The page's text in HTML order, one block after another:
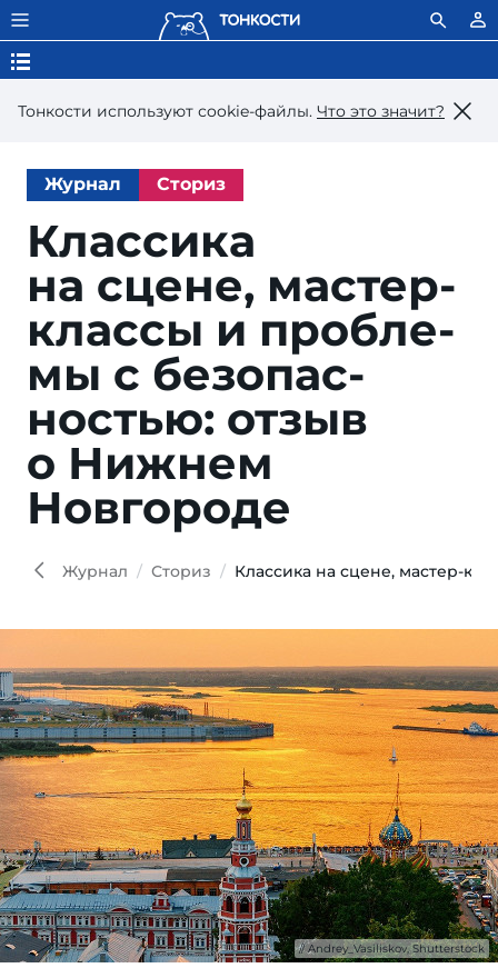
Тонкости используют сookie-файлы. Что это значит?
Журнал Сториз
Классика
на сцене, мас­тер-
клас­сы и проб­ле­
мы с бе­зо­пас­
ностью: от­зыв
о Ниж­нем
Новгороде
Журнал Сториз Классика на сцене, мастер-
Andrey_Vasiliskov, Shutterstock